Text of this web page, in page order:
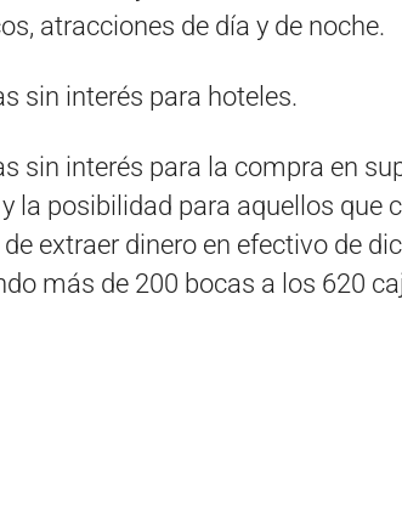
atracciones de día y de noche.
sin interés para hoteles.
sin interés para la compra en
la posibilidad para aquellos que
de extraer dinero en efectivo de
más de 200 bocas a los 620